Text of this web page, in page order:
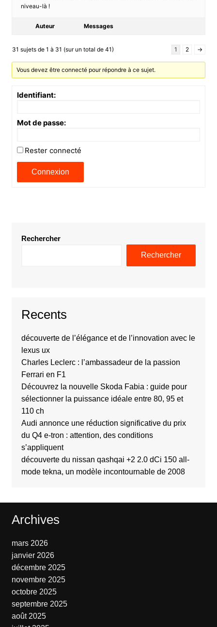
niveau-là !
Auteur Messages
31 sujets de 1 à 31 (sur un total de 41) 1 2 →
Vous devez être connecté pour répondre à ce sujet.
Identifiant:
Mot de passe:
Rester connecté
Connexion
Rechercher
Rechercher
Recents
découverte de l’élégance et de l’innovation avec le
lexus ux
Charles Leclerc : l’ambassadeur de la passion
Ferrari en F1
Découvrez la nouvelle Skoda Fabia : guide pour
sélectionner la puissance idéale entre 80, 95 et
110 ch
Audi annonce une réduction significative du prix
du Q4 e-tron : attention, des conditions
s’appliquent
découverte du nissan qashqai +2 2.0 dCi 150 all-
mode tekna, un modèle incontournable de 2008
Archives
mars 2026
janvier 2026
décembre 2025
novembre 2025
octobre 2025
septembre 2025
août 2025